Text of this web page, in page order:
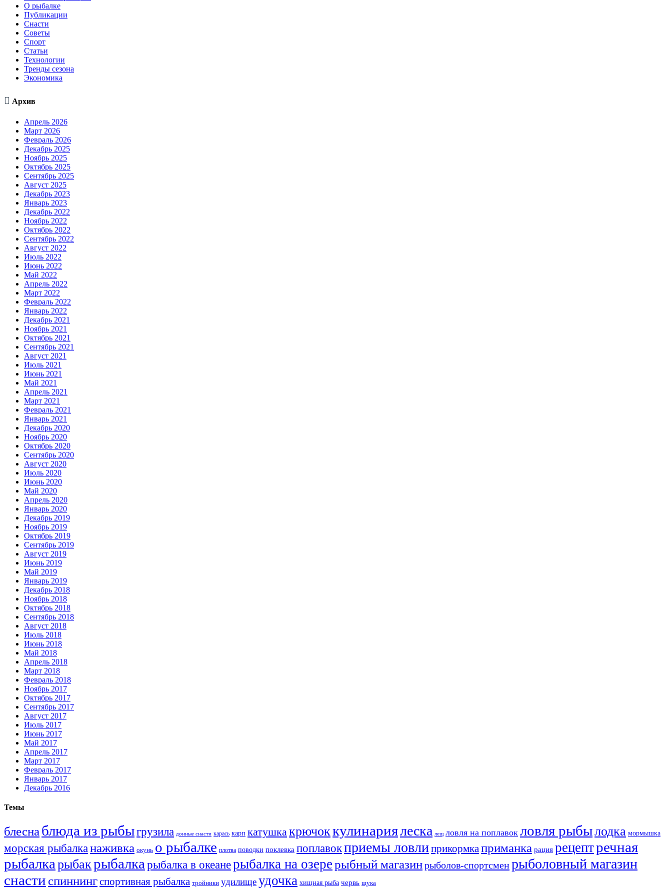
О рыбалке
Публикации
Снасти
Советы
Спорт
Статьи
Технологии
Тренды сезона
Экономика
 Архив
Апрель 2026
Март 2026
Февраль 2026
Декабрь 2025
Ноябрь 2025
Октябрь 2025
Сентябрь 2025
Август 2025
Декабрь 2023
Январь 2023
Декабрь 2022
Ноябрь 2022
Октябрь 2022
Сентябрь 2022
Август 2022
Июль 2022
Июнь 2022
Май 2022
Апрель 2022
Март 2022
Февраль 2022
Январь 2022
Декабрь 2021
Ноябрь 2021
Октябрь 2021
Сентябрь 2021
Август 2021
Июль 2021
Июнь 2021
Май 2021
Апрель 2021
Март 2021
Февраль 2021
Январь 2021
Декабрь 2020
Ноябрь 2020
Октябрь 2020
Сентябрь 2020
Август 2020
Июль 2020
Июнь 2020
Май 2020
Апрель 2020
Январь 2020
Декабрь 2019
Ноябрь 2019
Октябрь 2019
Сентябрь 2019
Август 2019
Июнь 2019
Май 2019
Январь 2019
Декабрь 2018
Ноябрь 2018
Октябрь 2018
Сентябрь 2018
Август 2018
Июль 2018
Июнь 2018
Май 2018
Апрель 2018
Март 2018
Февраль 2018
Ноябрь 2017
Октябрь 2017
Сентябрь 2017
Август 2017
Июль 2017
Июнь 2017
Май 2017
Апрель 2017
Март 2017
Февраль 2017
Январь 2017
Декабрь 2016
Темы
блеснаблюда из рыбыгрузила донные снасти карась карп катушкакрючоккулинариялеска лещ ловля на поплавок ловля рыбылодка мормышка
морская рыбалканаживка окунь о рыбалке плотва поводки поклевка поплавокприемы ловлиприкормкаприманка рация рецептречная
рыбалкарыбакрыбалкарыбалка в океанерыбалка на озерерыбный магазинрыболов-спортсменрыболовный магазин
снасти спиннингспортивная рыбалка тройники удилищеудочка хищная рыба червь щука